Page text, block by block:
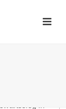
FV